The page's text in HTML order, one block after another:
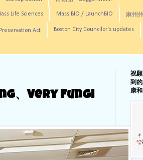
Life Sciences Mass BIO / LaunchBIO 麻州
Act Boston City Councilor's updates
、Very Fungi
祝
到
康